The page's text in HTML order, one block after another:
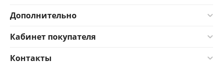
Дополнительно
Кабинет покупателя
Контакты